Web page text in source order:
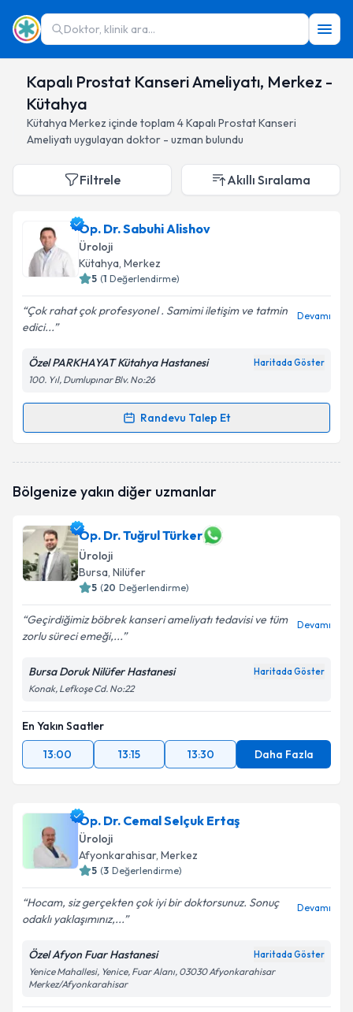
Doktor, klinik ara...
Kapalı Prostat Kanseri Ameliyatı, Merkez -
Kütahya
Kütahya Merkez içinde toplam 4Kapalı Prostat Kanseri
Ameliyatı uygulayan doktor - uzman bulundu
Filtrele Akıllı Sıralama
Op. Dr. Sabuhi Alishov
Üroloji
Kütahya, Merkez
5 (1 Değerlendirme)
Çok rahat çok profesyonel . Samimi iletişim ve tatmin
edici...
Devamı
Özel PARKHAYAT Kütahya Hastanesi Haritada Göster
100. Yıl, Dumlupınar Blv. No:26
Randevu Talep Et
Randevu Takvimi Talebi
oluşturun. Size bu uzmandan randevu almanız için bir
E-posta Adresiniz
Kişisel verilerimin işlenmesine ilişkinAydınlatma
Metni'ni okudum ve kişisel verilerimin belirtilen
Bölgenize yakın diğer uzmanlar
Op. Dr. Tuğrul Türker
Üroloji
Bursa, Nilüfer
5 (20 Değerlendirme)
Geçirdiğimiz böbrek kanseri ameliyatı tedavisi ve tüm
zorlu süreci emeği,...
Devamı
Bursa Doruk Nilüfer Hastanesi Haritada Göster
Konak, Lefkoşe Cd. No:22
En Yakın Saatler
13:00
13:15 13:30 Daha Fazla
Op. Dr. Cemal Selçuk Ertaş
Üroloji
Afyonkarahisar, Merkez
5 (3 Değerlendirme)
Hocam, siz gerçekten çok iyi bir doktorsunuz. Sonuç
odaklı yaklaşımınız,...
Devamı
Özel Afyon Fuar Hastanesi Haritada Göster
Yenice Mahallesi, Yenice, Fuar Alanı, 03030 Afyonkarahisar
Merkez/Afyonkarahisar